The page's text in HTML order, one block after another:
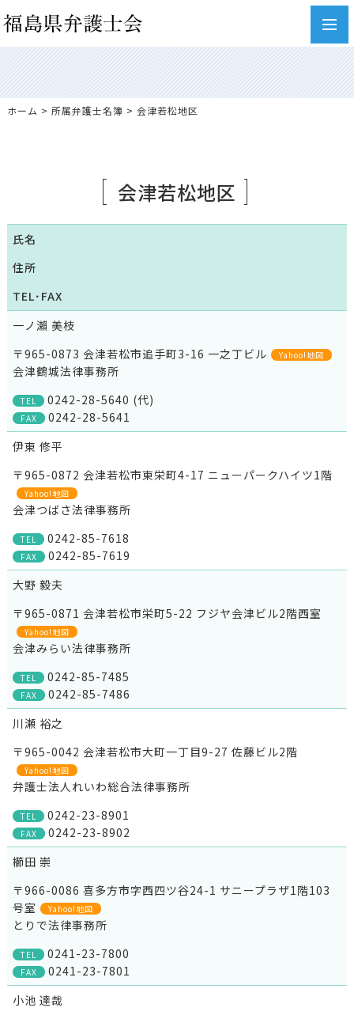
ホーム > 所属弁護士名簿 > 会津若松地区
会津若松地区
氏名
住所
TEL･ FAX
一ノ瀨 美枝
〒965-0873 会津若松市追手町3-16 一之丁ビル
Yahoo!地図
会津鶴城法律事務所
TEL 0242-28-5640 (代)
FAX
0242-28-5641
伊東 修平
〒965-0872 会津若松市東栄町4-17 ニューパークハイツ1階
Yahoo!地図
会津つばさ法律事務所
TEL 0242-85-7618
FAX
0242-85-7619
大野 毅夫
〒965-0871 会津若松市栄町5-22 フジヤ会津ビル2階西室
Yahoo!地図
会津みらい法律事務所
TEL 0242-85-7485
FAX
0242-85-7486
川瀬 裕之
〒965-0042 会津若松市大町一丁目9-27 佐藤ビル2階
Yahoo!地図
弁護士法人れいわ総合法律事務所
TEL 0242-23-8901
FAX
0242-23-8902
櫛田 崇
〒966-0086 喜多方市字西四ツ谷24-1 サニープラザ1階103
号室
Yahoo!地図
とりで法律事務所
TEL 0241-23-7800
FAX
0241-23-7801
小池 達哉